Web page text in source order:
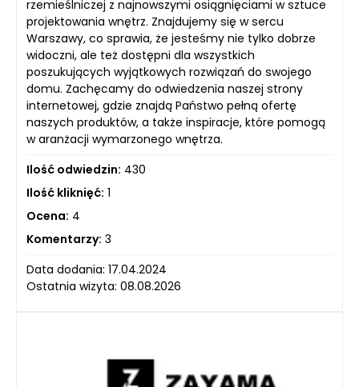
rzemieślniczej z najnowszymi osiągnięciami w sztuce
projektowania wnętrz. Znajdujemy się w sercu
Warszawy, co sprawia, że jesteśmy nie tylko dobrze
widoczni, ale też dostępni dla wszystkich
poszukujących wyjątkowych rozwiązań do swojego
domu. Zachęcamy do odwiedzenia naszej strony
internetowej, gdzie znajdą Państwo pełną ofertę
naszych produktów, a także inspiracje, które pomogą
w aranżacji wymarzonego wnętrza.
Ilość odwiedzin: 430
Ilość kliknięć: 1
Ocena: 4
Komentarzy: 3
Data dodania: 17.04.2024
Ostatnia wizyta: 08.08.2026